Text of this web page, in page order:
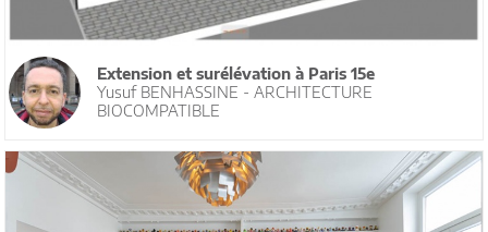
Extension et surélévation à Paris 15e
Yusuf BENHASSINE - ARCHITECTURE
BIOCOMPATIBLE